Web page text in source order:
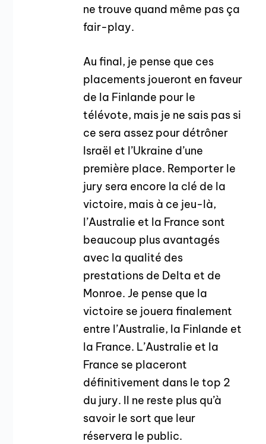
ne trouve quand même pas ça
fair-play.
Au final, je pense que ces
placements joueront en faveur
de la Finlande pour le
télévote, mais je ne sais pas si
ce sera assez pour détrôner
Israël et l’Ukraine d’une
première place. Remporter le
jury sera encore la clé de la
victoire, mais à ce jeu-là,
l’Australie et la France sont
beaucoup plus avantagés
avec la qualité des
prestations de Delta et de
Monroe. Je pense que la
victoire se jouera finalement
entre l’Australie, la Finlande et
la France. L’Australie et la
France se placeront
définitivement dans le top 2
du jury. Il ne reste plus qu’à
savoir le sort que leur
réservera le public.